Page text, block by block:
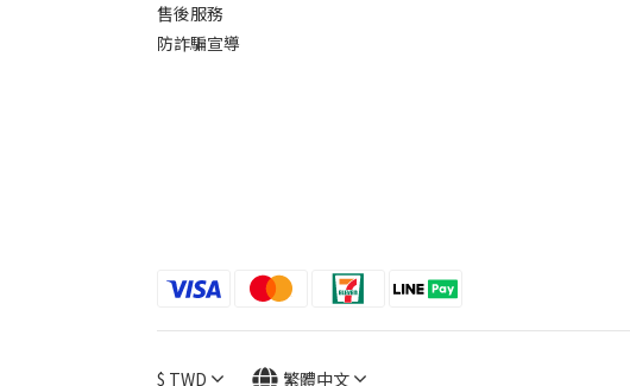
售後服務
防詐騙宣導
$ TWD 繁體中文